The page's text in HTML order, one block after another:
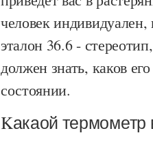
человек
эталон 36.6 -
должен знать, каков
состоянии.
Kакаой термометр